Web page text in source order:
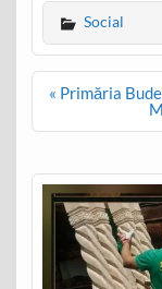
Social
Post
« Primăria